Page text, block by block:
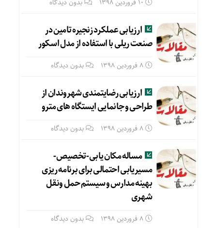
10 فروردین 1398 بدون دیدگاه
ارزیابی عملکرد زنجیره تامین در
صنعت ریلی با استفاده از مدل اسکور
8 فروردین 1398 بدون دیدگاه
ارزیابی رضایتمندی شهروندان از
طراحی و جانمایی ایستگاه های مترو
8 فروردین 1398 بدون دیدگاه
مساله مکان یابی-تخصیص-
مسیریابی احتمالی برای برنامه ریزی
بهینه مدارس و سیستم حمل ونقل
شهری
8 فروردین 1398 بدون دیدگاه